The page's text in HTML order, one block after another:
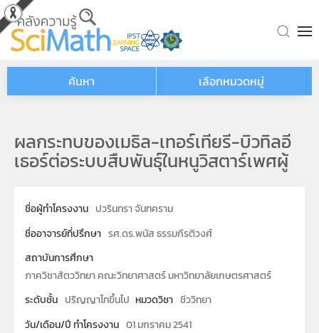
Skip to main content
ค้นหา เลือกหมวดหมู่
ผลกระทบของเมธิล-เทอร์เทียรี-บิวทิลอี
เธอร์ต่อระบบสืบพันธุ์ในหนูวิสตาร์เพศผู้
ชื่อผู้ทำโครงงาน ปวรินทรา จันทคราม
ชื่ออาจารย์ที่ปรึกษา รศ.ดร.พนัส ธรรมกีรติวงศ์
สถาบันการศึกษา
ภาควิชาสัตววิทยา คณะวิทยาศาสตร์ มหาวิทยาลัยเกษตรศาสตร์
ระดับชั้น ปริญญาโทขึ้นไป หมวดวิชา ชีววิทยา
วัน/เดือน/ปี ทำโครงงาน 01 มกราคม 2541